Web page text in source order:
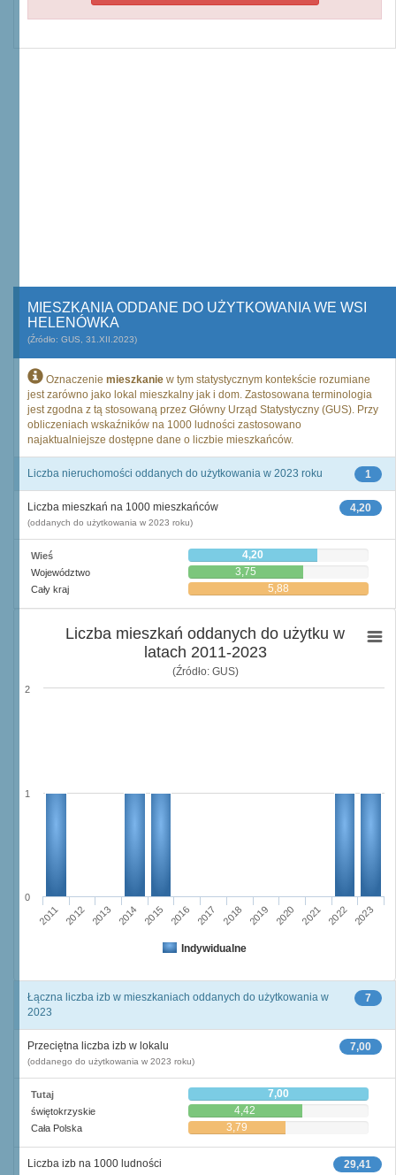
MIESZKANIA ODDANE DO UŻYTKOWANIA WE WSI
HELENÓWKA
(Źródło: GUS, 31.XII.2023)
Oznaczenie mieszkanie w tym statystycznym kontekście rozumiane
jest zarówno jako lokal mieszkalny jak i dom. Zastosowana terminologia
jest zgodna z tą stosowaną przez Główny Urząd Statystyczny (GUS). Przy
obliczeniach wskaźników na 1000 ludności zastosowano
najaktualniejsze dostępne dane o liczbie mieszkańców.
1
Liczba nieruchomości oddanych do użytkowania w 2023 roku
4,20
Liczba mieszkań na 1000 mieszkańców
(oddanych do użytkowania w 2023 roku)
Wieś 4,20
Województwo 3,75
Cały kraj 5,88
Liczba mieszkań oddanych do użytku w
latach 2011-2023
(Źródło: GUS)
Indywidualne
2011 2012 2013 2014 2015 2016 2017 2018 2019 2020 2021 2022 2023
0
1
2
7
Łączna liczba izb w mieszkaniach oddanych do użytkowania w
2023
7,00
Przeciętna liczba izb w lokalu
(oddanego do użytkowania w 2023 roku)
Tutaj 7,00
świętokrzyskie 4,42
Cała Polska 3,79
29,41
Liczba izb na 1000 ludności